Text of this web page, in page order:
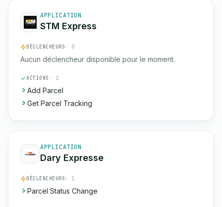
APPLICATION
STM Express
DÉCLENCHEURS · 0
Aucun déclencheur disponible pour le moment.
ACTIONS · 2
Add Parcel
Get Parcel Tracking
APPLICATION
Dary Expresse
DÉCLENCHEURS · 1
Parcel Status Change